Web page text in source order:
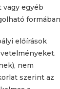
egyéb
előírások
nem
szerint az